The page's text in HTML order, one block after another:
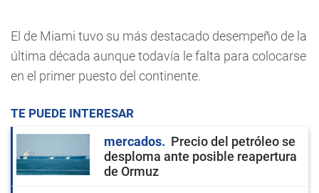
El de Miami tuvo su más destacado desempeño de la
última década aunque todavía le falta para colocarse
en el primer puesto del continente.
TE PUEDE INTERESAR
mercados
Precio del petróleo se
desploma ante posible reapertura
de Ormuz